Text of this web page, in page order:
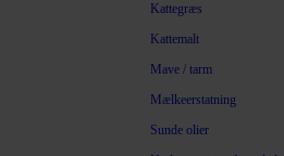
Kattegræs
Kattemalt
Mave / tarm
Mælkeerstatning
Sunde olier